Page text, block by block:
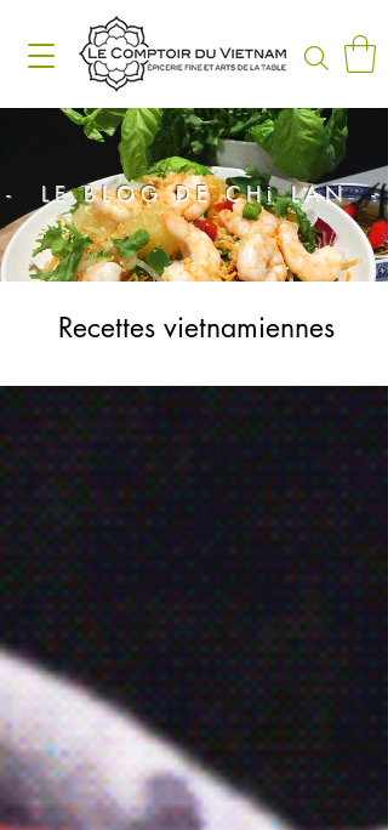
- LE BLOG DE CHị LAN -
Recettes vietnamiennes